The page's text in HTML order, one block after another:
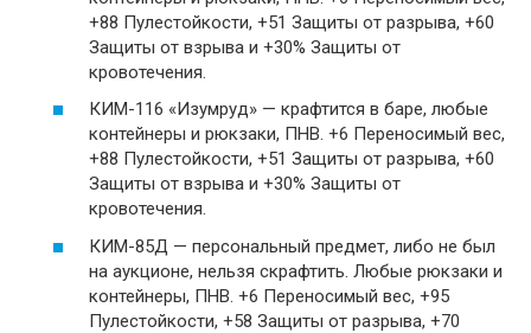
+88 Пулестойкости, +51 Защиты от разрыва, +60
Защиты от взрыва и +30% Защиты от
кровотечения.
КИМ-116 «Изумруд» — крафтится в баре, любые
контейнеры и рюкзаки, ПНВ. +6 Переносимый вес,
+88 Пулестойкости, +51 Защиты от разрыва, +60
Защиты от взрыва и +30% Защиты от
кровотечения.
КИМ-85Д — персональный предмет, либо не был
на аукционе, нельзя скрафтить. Любые рюкзаки и
контейнеры, ПНВ. +6 Переносимый вес, +95
Пулестойкости, +58 Защиты от разрыва, +70